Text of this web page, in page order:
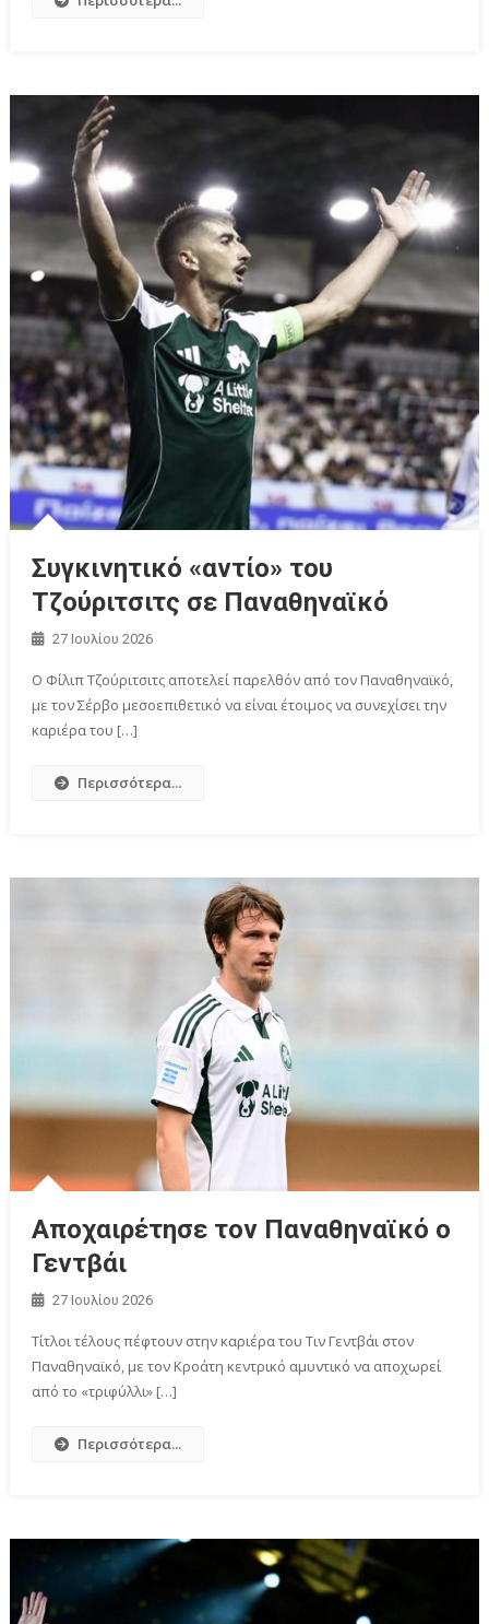
Συγκινητικό «αντίο» του
Τζούριτσιτς σε Παναθηναϊκό
27 Ιουλίου 2026
Ο Φίλιπ Τζούριτσιτς αποτελεί παρελθόν από τον Παναθηναϊκό,
με τον Σέρβο μεσοεπιθετικό να είναι έτοιμος να συνεχίσει την
καριέρα του […]
Περισσότερα...
Αποχαιρέτησε τον Παναθηναϊκό ο
Γεντβάι
27 Ιουλίου 2026
Τίτλοι τέλους πέφτουν στην καριέρα του Τιν Γεντβάι στον
Παναθηναϊκό, με τον Κροάτη κεντρικό αμυντικό να αποχωρεί
από το «τριφύλλι» […]
Περισσότερα...